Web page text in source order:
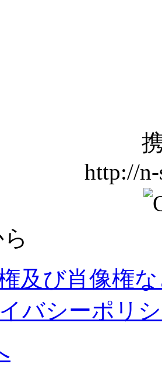
http://
及び肖像権
バシーポリ